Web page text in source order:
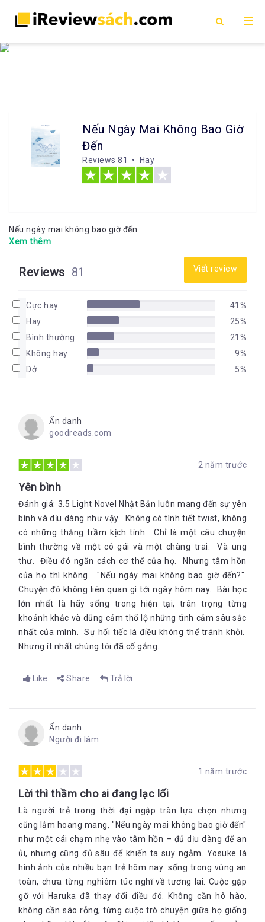
Nếu Ngày Mai Không Bao Giờ
Đến
Reviews 81 • Hay
Nếu ngày mai không bao giờ đến
Xem thêm
Reviews 81 Viết review
Cực hay
41%
Hay
25%
Bình thường
21%
Không hay
9%
Dở
5%
Ẩn danh
goodreads.com
2 năm trước
Yên bình
Đánh giá: 3.5 Light Novel Nhật Bản luôn mang đến sự yên
bình và dịu dàng như vậy. Không có tình tiết twist, không
có những thăng trầm kịch tính. Chỉ là một câu chuyện
bình thường về một cô gái và một chàng trai. Và ung
thư. Điều đó ngăn cách cơ thể của họ. Nhưng tâm hồn
của họ thì không. "Nếu ngày mai không bao giờ đến?"
Chuyện đó không liên quan gì tới ngày hôm nay. Bài học
lớn nhất là hãy sống trong hiện tại, trân trọng từng
khoảnh khắc và dũng cảm thổ lộ những tình cảm sâu sắc
nhất của mình. Sự hối tiếc là điều không thể tránh khỏi.
Nhưng ít nhất chúng tôi đã cố gắng.
Like Share Trả lời
Ẩn danh
Người đi làm
1 năm trước
Lời thì thầm cho ai đang lạc lối
Là người trẻ trong thời đại ngập tràn lựa chọn nhưng
cũng lắm hoang mang, "Nếu ngày mai không bao giờ đến"
như một cái chạm nhẹ vào tâm hồn – đủ dịu dàng để an
ủi, nhưng cũng đủ sâu để khiến ta suy ngẫm. Yosuke là
hình ảnh của nhiều bạn trẻ hôm nay: sống trong vùng an
toàn, chưa từng nghiêm túc nghĩ về tương lai. Cuộc gặp
gỡ với Haruka đã thay đổi điều đó. Không cần hô hào,
không cần sáo rỗng, từng cuộc trò chuyện giữa họ giống